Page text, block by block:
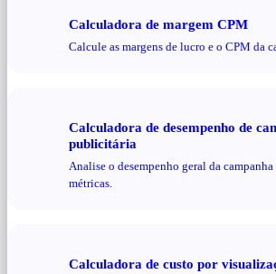
Calculadora de margem CPM
Calcule as margens de lucro e o CPM da
Calculadora de desempenho de
publicitária
Analise o desempenho geral da
métricas.
Calculadora de custo por